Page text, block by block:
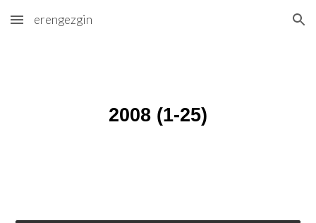
Skip to main content Skip to navigation
erengezgin
2008 (1-25)